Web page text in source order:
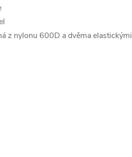
z nylonu 600D a dvěma elastickými